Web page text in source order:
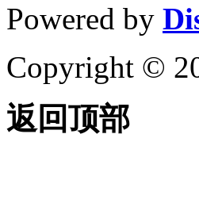
Powered by
Copyright ©
返回顶部